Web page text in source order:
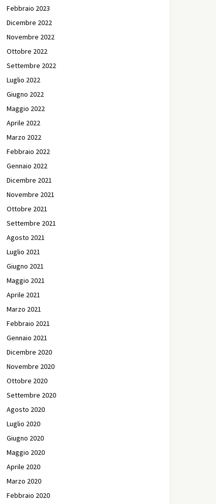
Febbraio 2023
Dicembre 2022
Novembre 2022
Ottobre 2022
Settembre 2022
Luglio 2022
Giugno 2022
Maggio 2022
Aprile 2022
Marzo 2022
Febbraio 2022
Gennaio 2022
Dicembre 2021
Novembre 2021
Ottobre 2021
Settembre 2021
Agosto 2021
Luglio 2021
Giugno 2021
Maggio 2021
Aprile 2021
Marzo 2021
Febbraio 2021
Gennaio 2021
Dicembre 2020
Novembre 2020
Ottobre 2020
Settembre 2020
Agosto 2020
Luglio 2020
Giugno 2020
Maggio 2020
Aprile 2020
Marzo 2020
Febbraio 2020